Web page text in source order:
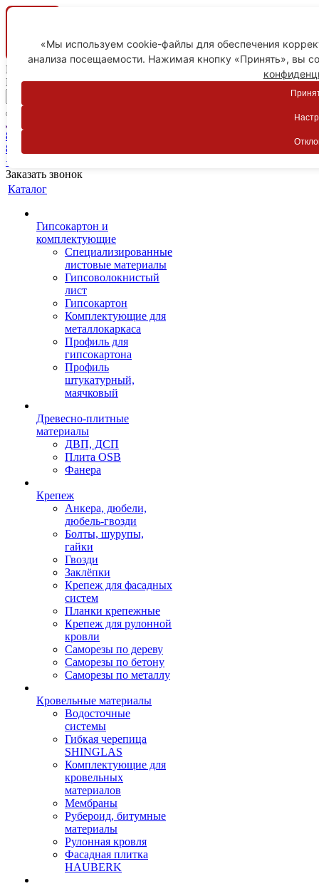
Ваш город
Пятигорск
Личный кабинет
8-800-775-59-89
8-800-775-59-89
+7 918 754-83-77
Заказать звонок
Каталог
Гипсокартон и
комплектующие
Специализированные
листовые материалы
Гипсоволокнистый
лист
Гипсокартон
Комплектующие для
металлокаркаса
Профиль для
гипсокартона
Профиль
штукатурный,
маячковый
Древесно-плитные
материалы
ДВП, ДСП
Плита OSB
Фанера
Крепеж
Анкера, дюбели,
дюбель-гвозди
Болты, шурупы,
гайки
Гвозди
Заклёпки
Крепеж для фасадных
систем
Планки крепежные
Крепеж для рулонной
кровли
Саморезы по дереву
Саморезы по бетону
Саморезы по металлу
Кровельные материалы
Водосточные
системы
Гибкая черепица
SHINGLAS
Комплектующие для
кровельных
материалов
Мембраны
Рубероид, битумные
материалы
Рулонная кровля
Фасадная плитка
HAUBERK
«Мы используем cookie-файлы для обеспечения
анализа посещаемости. Нажимая кнопку «Принять», вы